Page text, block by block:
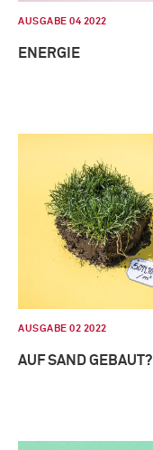
AUSGABE 04 2022
ENERGIE
AUSGABE 02 2022
AUF SAND GEBAUT?